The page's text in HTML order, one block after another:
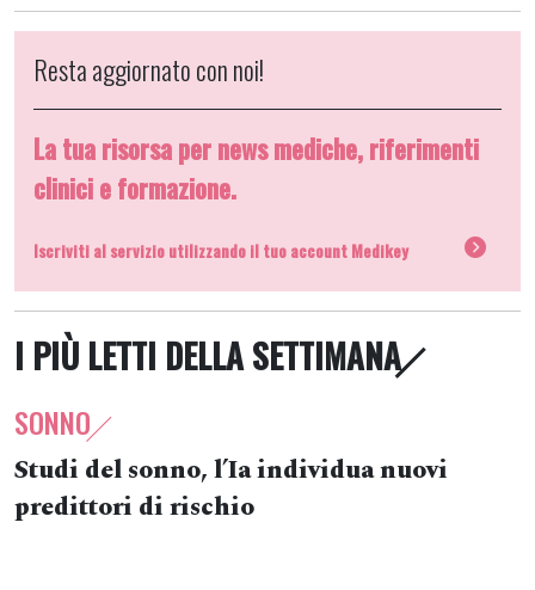
Resta aggiornato con noi!
La tua risorsa per news mediche, riferimenti
clinici e formazione.
Iscriviti al servizio utilizzando il tuo account Medikey
I PIÙ LETTI DELLA SETTIMANA
SONNO
Studi del sonno, l’Ia individua nuovi
predittori di rischio